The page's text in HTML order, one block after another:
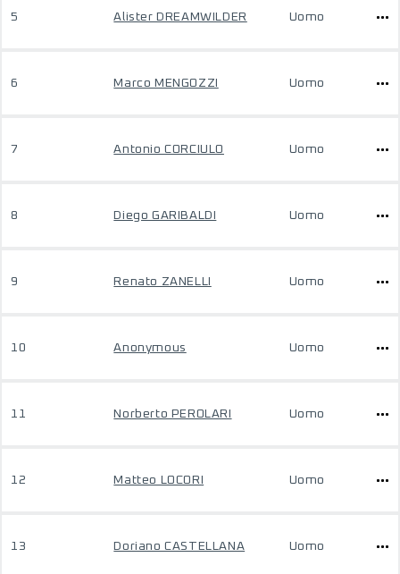
5 Alister DREAMWILDER Uomo
6 Marco MENGOZZI Uomo
7 Antonio CORCIULO Uomo
8 Diego GARIBALDI Uomo
9 Renato ZANELLI Uomo
10 Anonymous Uomo
11 Norberto PEROLARI Uomo
12 Matteo LOCORI Uomo
13 Doriano CASTELLANA Uomo